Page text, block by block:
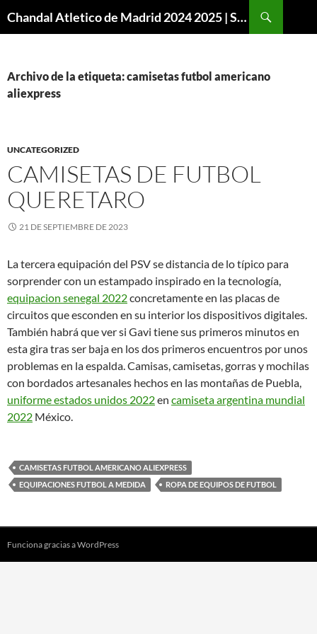
Chandal Atletico de Madrid 2024 2025 | SuperVigo
Archivo de la etiqueta: camisetas futbol americano
aliexpress
UNCATEGORIZED
CAMISETAS DE FUTBOL
QUERETARO
21 DE SEPTIEMBRE DE 2023
La tercera equipación del PSV se distancia de lo típico para
sorprender con un estampado inspirado en la tecnología,
equipacion senegal 2022concretamente en las placas de
circuitos que esconden en su interior los dispositivos digitales.
También habrá que ver si Gavi tiene sus primeros minutos en
esta gira tras ser baja en los dos primeros encuentros por unos
problemas en la espalda. Camisas, camisetas, gorras y mochilas
con bordados artesanales hechos en las montañas de Puebla,
uniforme estados unidos 2022en camiseta argentina mundial
2022 México.
CAMISETAS FUTBOL AMERICANO ALIEXPRESS
EQUIPACIONES FUTBOL A MEDIDA
ROPA DE EQUIPOS DE FUTBOL
Funciona gracias a WordPress